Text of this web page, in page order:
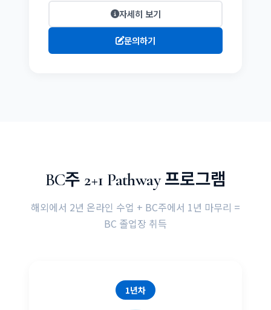
자세히 보기
문의하기
BC주 2+1 Pathway 프로그램
해외에서 2년 온라인 수업 + BC주에서 1년 마무리 =
BC 졸업장 취득
1년차